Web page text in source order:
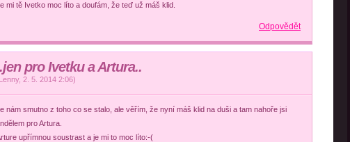
mi tě Ivetko moc líto a doufám, že teď už máš klid.
Odpovědět
pro Ivetku a Artura..
Lenny, 2. 5. 2014 2:06)
nám smutno z toho co se stalo, ale věřím, že nyní máš klid na duši a tam nahoře jsi
pro Artura.
upřímnou soustrast a je mi to moc líto:-(